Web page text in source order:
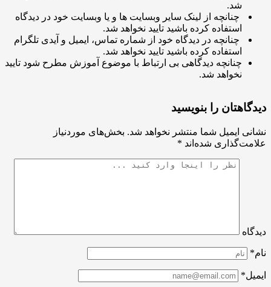
چنانچه از لینک سایر وبسایت ها و یا وبسایت خود در دیدگاه
استفاده کرده باشید تایید نخواهد شد.
چنانچه در دیدگاه خود از شماره تماس، ایمیل و آیدی تلگرام
استفاده کرده باشید تایید نخواهد شد.
چنانچه دیدگاهی بی ارتباط با موضوع آموزش مطرح شود تایید
نخواهد شد.
را بنویسید
ایمیل شما منتشر نخواهد شد. بخش‌های موردنیاز
شده‌اند*